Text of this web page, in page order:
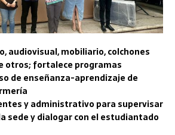
audiovisual, mobiliario, colchones
otros; fortalece programas
de enseñanza-aprendizaje de
y administrativo para supervisar
sede y dialogar con el estudiantado